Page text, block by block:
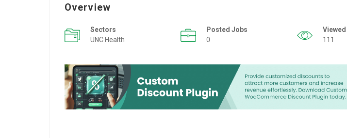
Overview
Sectors
UNC Health
Posted Jobs
0
Viewed
111